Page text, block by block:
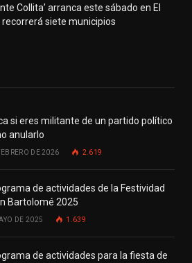
Collita’ arranca este sábado en El
recorrerá siete municipios
si eres militante de un partido político
anularlo
DE 2026 2.619
de actividades de la Festividad
Bartolomé 2025
DE 2025 1.639
de actividades para la fiesta de